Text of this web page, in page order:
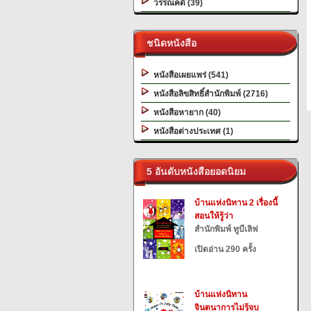
วรรณคดี (39)
ชนิดหนังสือ
หนังสือเผยแพร่ (541)
หนังสือลิขสิทธิ์สำนักพิมพ์ (2716)
หนังสือหายาก (40)
หนังสือต่างประเทศ (1)
5 อันดับหนังสือยอดนิยม
บ้านแห่งนิทาน 2 เรื่องนี้
สอนให้รู้ว่า
สำนักพิมพ์ ทูบีเลิฟ
เปิดอ่าน 290 ครั้ง
บ้านแห่งนิทาน
จินตนาการไม่รู้จบ